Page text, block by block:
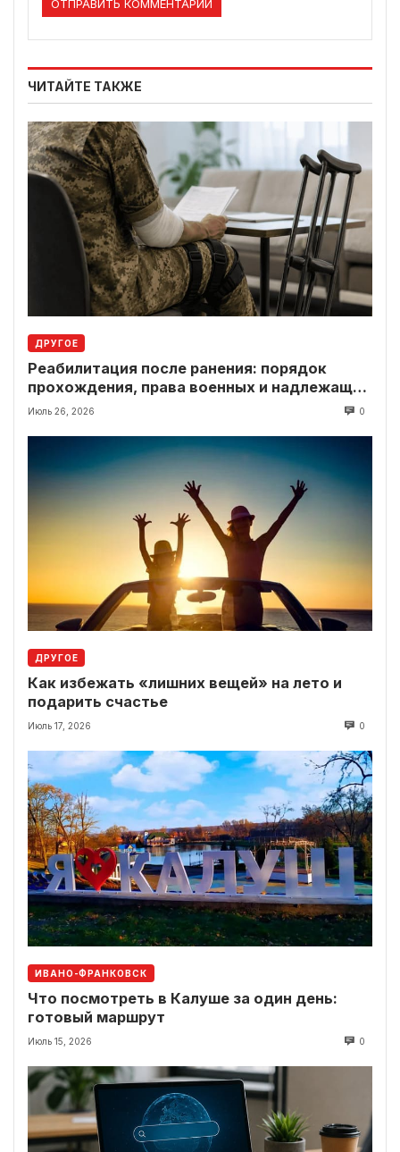
ЧИТАЙТЕ ТАКЖЕ
ДРУГОЕ
Реабилитация после ранения: порядок
прохождения, права военных и надлежащие
выплаты
Июль 26, 2026 0
ДРУГОЕ
Как избежать «лишних вещей» на лето и
подарить счастье
Июль 17, 2026 0
ИВАНО-ФРАНКОВСК
Что посмотреть в Калуше за один день:
готовый маршрут
Июль 15, 2026 0